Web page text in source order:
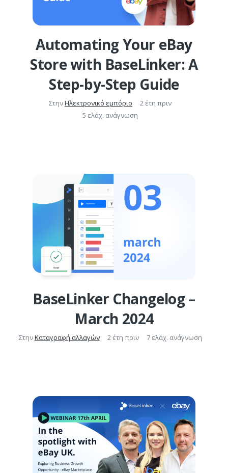
Automating Your eBay
Store with BaseLinker: A
Step-by-Step Guide
ΣτηνΗλεκτρονικό εμπόριο
2 έτη πριν
5 ελάχ. ανάγνωση
BaseLinker Changelog –
March 2024
ΣτηνΚαταγραφή αλλαγών 2 έτη πριν 7 ελάχ. ανάγνωση